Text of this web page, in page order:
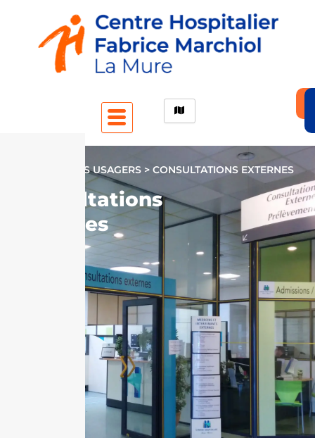
ACCUEIL > LES USAGERS > CONSULTATIONS EXTERNES
Consultations
externes
X